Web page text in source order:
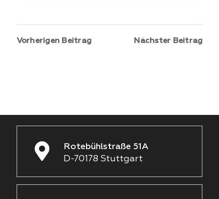
Vorherigen Beitrag Nächster Beitrag
Rotebühlstraße 51A
D-70178 Stuttgart